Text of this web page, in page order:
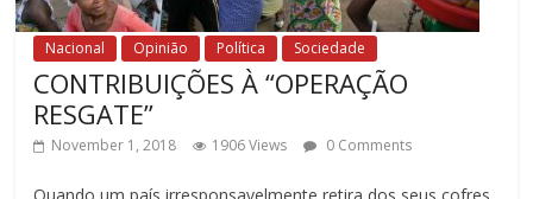
Nacional Opinião Política Sociedade
CONTRIBUIÇÕES À “OPERAÇÃO
RESGATE”
November 1, 2018 1906 Views 0 Comments